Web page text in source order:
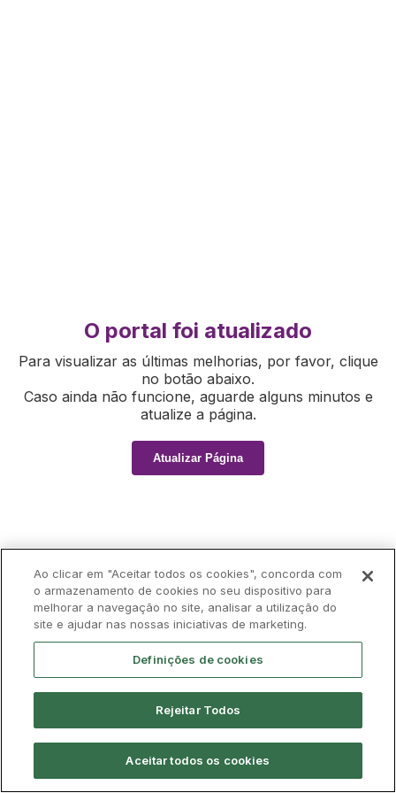
O portal foi atualizado
Para visualizar as últimas melhorias, por favor, clique
no botão abaixo.
Caso ainda não funcione, aguarde alguns minutos e
atualize a página.
Atualizar Página
Ao clicar em "Aceitar todos os cookies", concorda com
o armazenamento de cookies no seu dispositivo para
melhorar a navegação no site, analisar a utilização do
site e ajudar nas nossas iniciativas de marketing.
Definições de cookies
Rejeitar Todos
Aceitar todos os cookies